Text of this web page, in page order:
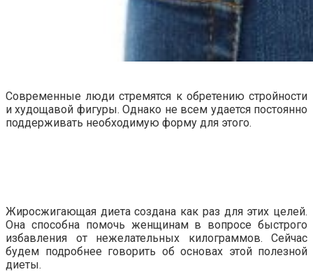
Современные люди стремятся к обретению стройности
и худощавой фигуры. Однако не всем удается постоянно
поддерживать необходимую форму для этого.
Жиросжигающая диета создана как раз для этих целей.
Она способна помочь женщинам в вопросе быстрого
избавления от нежелательных килограммов. Сейчас
будем подробнее говорить об основах этой полезной
диеты.